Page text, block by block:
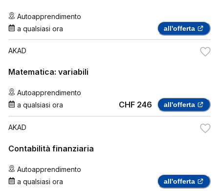
Autoapprendimento
a qualsiasi ora
all'offerta
AKAD
Matematica: variabili
Autoapprendimento
a qualsiasi ora
CHF 246 all'offerta
AKAD
Contabilità finanziaria
Autoapprendimento
a qualsiasi ora
all'offerta